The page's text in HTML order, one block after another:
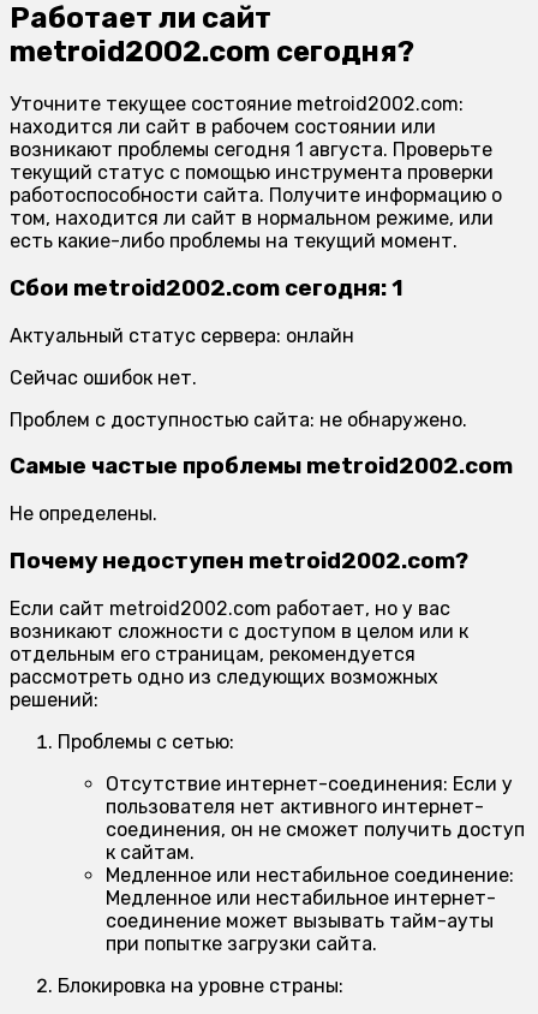
Работает ли сайт
metroid2002.com сегодня?
Уточните текущее состояние metroid2002.com:
находится ли сайт в рабочем состоянии или
возникают проблемы сегодня 1 августа. Проверьте
текущий статус с помощью инструмента проверки
работоспособности сайта. Получите информацию о
том, находится ли сайт в нормальном режиме, или
есть какие-либо проблемы на текущий момент.
Сбои metroid2002.com сегодня: 1
Актуальный статус сервера: онлайн
Сейчас ошибок нет.
Проблем с доступностью сайта: не обнаружено.
Самые частые проблемы metroid2002.com
Не определены.
Почему недоступен metroid2002.com?
Если сайт metroid2002.com работает, но у вас
возникают сложности с доступом в целом или к
отдельным его страницам, рекомендуется
рассмотреть одно из следующих возможных
решений:
Проблемы с сетью:
Отсутствие интернет-соединения: Если у
пользователя нет активного интернет-
соединения, он не сможет получить доступ
к сайтам.
Медленное или нестабильное соединение:
Медленное или нестабильное интернет-
соединение может вызывать тайм-ауты
при попытке загрузки сайта.
Блокировка на уровне страны: